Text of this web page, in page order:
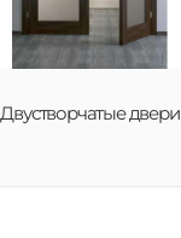
Двустворчатые двери